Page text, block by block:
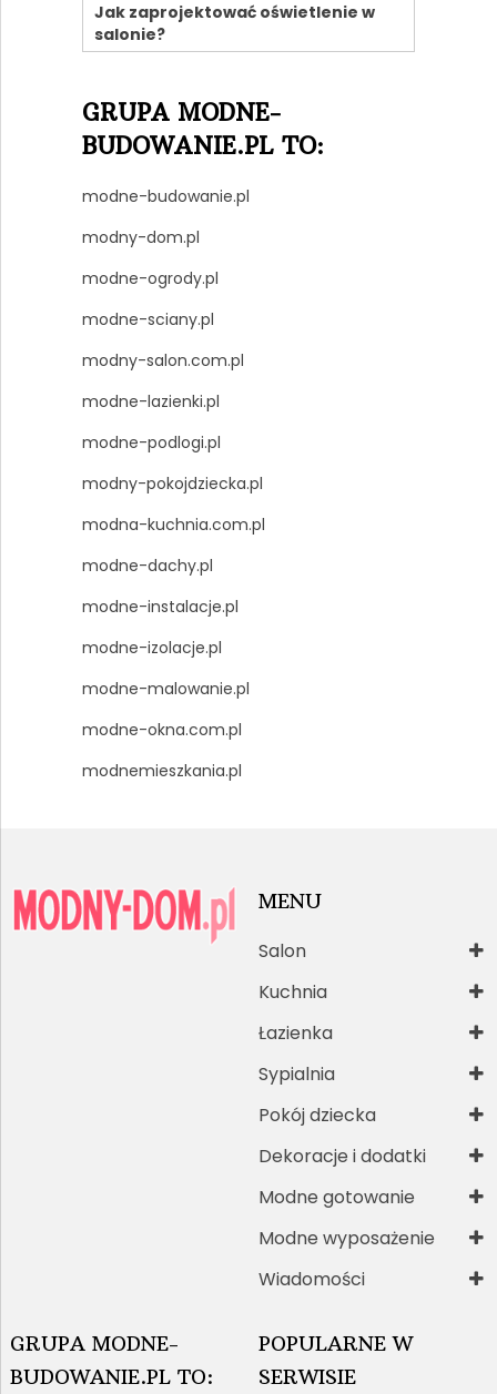
Jak zaprojektować oświetlenie w
salonie?
GRUPA MODNE-
BUDOWANIE.PL TO:
modne-budowanie.pl
modny-dom.pl
modne-ogrody.pl
modne-sciany.pl
modny-salon.com.pl
modne-lazienki.pl
modne-podlogi.pl
modny-pokojdziecka.pl
modna-kuchnia.com.pl
modne-dachy.pl
modne-instalacje.pl
modne-izolacje.pl
modne-malowanie.pl
modne-okna.com.pl
modnemieszkania.pl
MENU
Salon
Kuchnia
Łazienka
Sypialnia
Pokój dziecka
Dekoracje i dodatki
Modne gotowanie
Modne wyposażenie
Wiadomości
GRUPA MODNE-
BUDOWANIE.PL TO:
POPULARNE W
SERWISIE